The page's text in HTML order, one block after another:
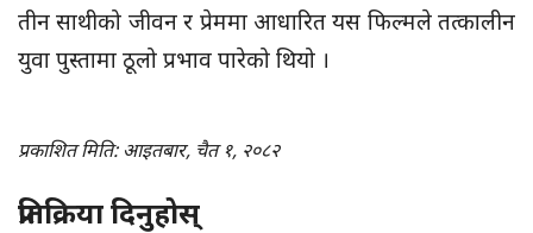
तीन साथीको जीवन र प्रेममा आधारित यस फिल्मले तत्कालीन
युवा पुस्तामा ठूलो प्रभाव पारेको थियो ।
प्रकाशित मिति: आइतबार, चैत १, २०८२
प्रतिक्रिया दिनुहोस्